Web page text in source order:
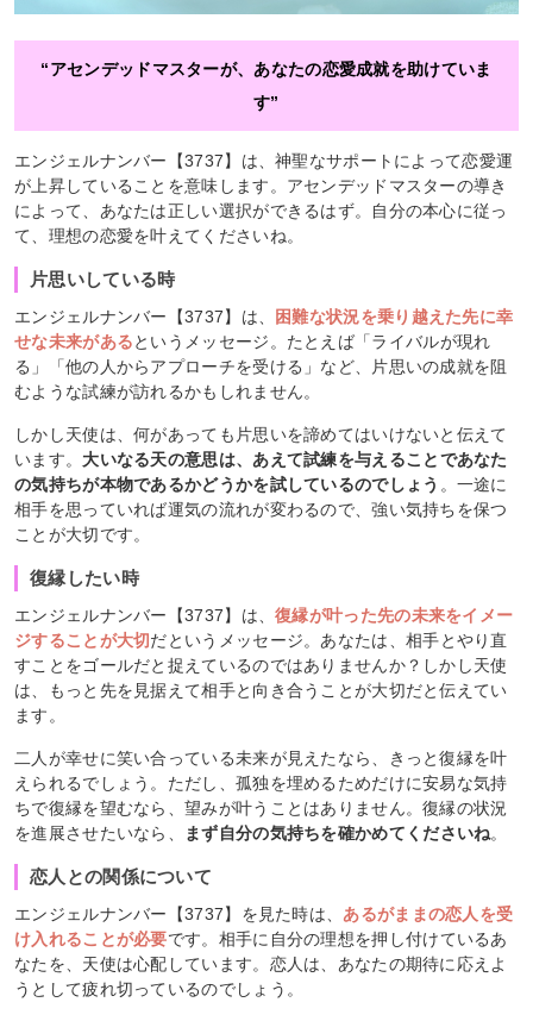
“アセンデッドマスターが、あなたの恋愛成就を助けていま
す”
エンジェルナンバー【3737】は、神聖なサポートによって恋愛運
が上昇していることを意味します。アセンデッドマスターの導き
によって、あなたは正しい選択ができるはず。自分の本心に従っ
て、理想の恋愛を叶えてくださいね。
片思いしている時
エンジェルナンバー【3737】は、
困難な状況を乗り越えた先に幸
せな未来があるというメッセージ。たとえば「ライバルが現れ
る」「他の人からアプローチを受ける」など、片思いの成就を阻
むような試練が訪れるかもしれません。
しかし天使は、何があっても片思いを諦めてはいけないと伝えて
います。 大いなる天の意思は、あえて試練を与えることであなた
の気持ちが本物であるかどうかを試しているのでしょう 。一途に
相手を思っていれば運気の流れが変わるので、強い気持ちを保つ
ことが大切です。
復縁したい時
エンジェルナンバー【3737】は、復縁が叶った先の未来をイメー
ジすることが大切だというメッセージ。あなたは、相手とやり直
すことをゴールだと捉えているのではありませんか？しかし天使
は、もっと先を見据えて相手と向き合うことが大切だと伝えてい
ます。
二人が幸せに笑い合っている未来が見えたなら、きっと復縁を叶
えられるでしょう。ただし、孤独を埋めるためだけに安易な気持
ちで復縁を望むなら、望みが叶うことはありません。復縁の状況
を進展させたいなら、
まず自分の気持ちを確かめてくださいね。
恋人との関係について
エンジェルナンバー【3737】を見た時は、あるがままの恋人を受
け入れることが必要です。相手に自分の理想を押し付けているあ
なたを、天使は心配しています。恋人は、あなたの期待に応えよ
うとして疲れ切っているのでしょう。